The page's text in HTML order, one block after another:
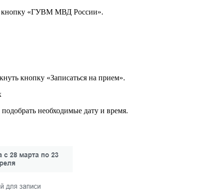
кнопку «ГУВМ МВД России».
кнопку «Записаться на прием».
необходимые дату и время.